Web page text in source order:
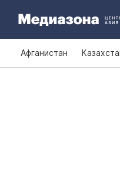
Афганистан